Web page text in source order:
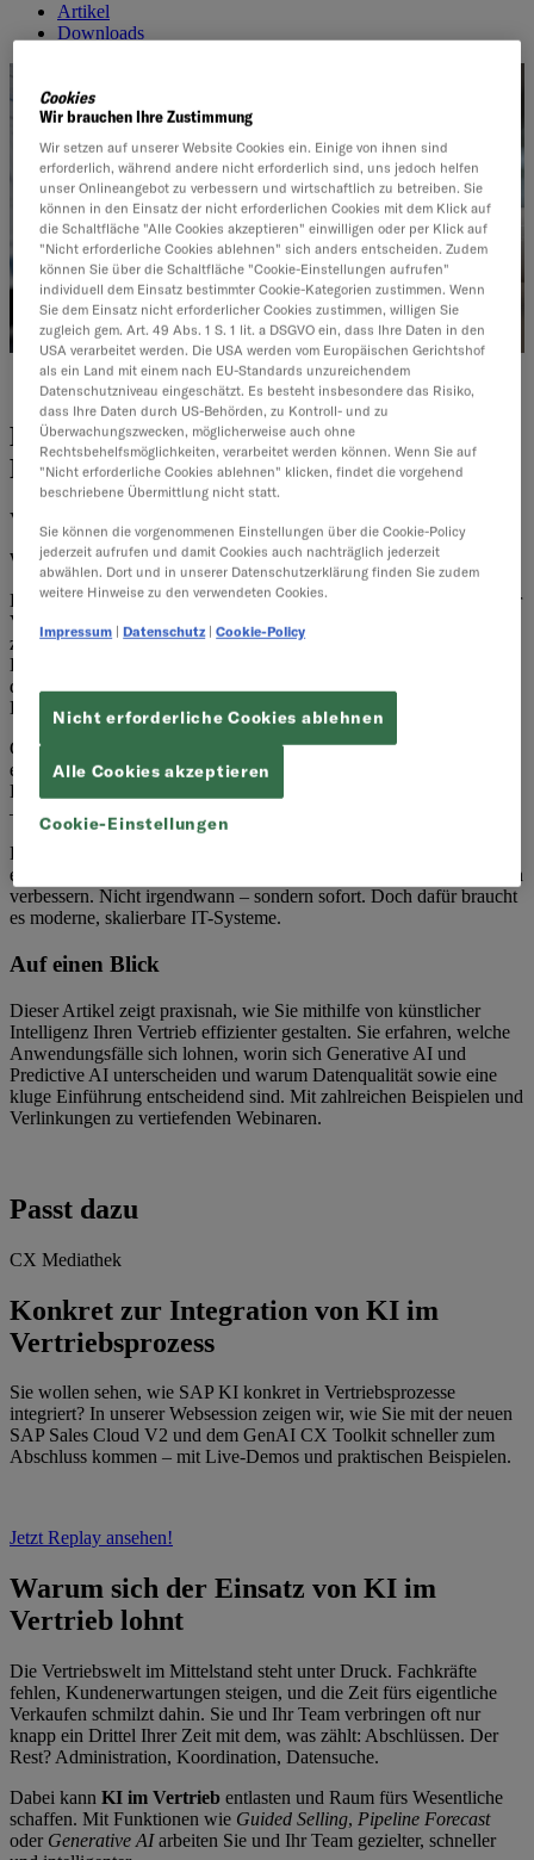
Artikel
Downloads
Vertrieb & Marketing
KI im Vertrieb: 12 Use Cases aus der
Praxis
Von
Wie künstliche Intelligenz B2B Vertriebsteams entlastet
Digitalisierung, Margendruck, wachsende Kundenerwartungen: Der
Vertrieb steht unter Strom. Im Mittelstand spüren viele Teams den
zunehmenden Druck besonders deutlich. Laut einer Studie von
Dooly verbringen Vertriebsteams im Schnitt nur 28 % ihrer Zeit mit
dem Verkaufen – der Rest entfällt auf administrative Aufgaben,
Datenpflege oder die Suche nach Informationen.
Gleichzeitig fehlen Fachkräfte, Budgets schrumpfen, und es wird
erwartet, mehr Leads in kürzerer Zeit zu konvertieren. Doch wie?
Ein zeitgemäßer Schlüssel liegt im klugen Einsatz von Technologie
– allen voran künstlicher Intelligenz (KI).
KI kann im Vertrieb Abläufe verschlanken, Priorisierungen
erleichtern, Kommunikationsprozesse automatisieren und Prognosen
verbessern. Nicht irgendwann – sondern sofort. Doch dafür braucht
es moderne, skalierbare IT-Systeme.
Auf einen Blick
Dieser Artikel zeigt praxisnah, wie Sie mithilfe von künstlicher
Intelligenz Ihren Vertrieb effizienter gestalten. Sie erfahren, welche
Anwendungsfälle sich lohnen, worin sich Generative AI und
Predictive AI unterscheiden und warum Datenqualität sowie eine
kluge Einführung entscheidend sind. Mit zahlreichen Beispielen und
Verlinkungen zu vertiefenden Webinaren.
Passt dazu
CX Mediathek
Konkret zur Integration von KI im
Vertriebsprozess
Sie wollen sehen, wie SAP KI konkret in Vertriebsprozesse
integriert? In unserer Websession zeigen wir, wie Sie mit der neuen
SAP Sales Cloud V2 und dem GenAI CX Toolkit schneller zum
Abschluss kommen – mit Live-Demos und praktischen Beispielen.
Jetzt Replay ansehen!
Warum sich der Einsatz von KI im
Vertrieb lohnt
Die Vertriebswelt im Mittelstand steht unter Druck. Fachkräfte
fehlen, Kundenerwartungen steigen, und die Zeit fürs eigentliche
Verkaufen schmilzt dahin. Sie und Ihr Team verbringen oft nur
knapp ein Drittel Ihrer Zeit mit dem, was zählt: Abschlüssen. Der
Rest? Administration, Koordination, Datensuche.
Dabei kann KI im Vertrieb entlasten und Raum fürs Wesentliche
schaffen. Mit Funktionen wie Guided Selling, Pipeline Forecast
oder Generative AIarbeiten Sie und Ihr Team gezielter, schneller
Cookies
Wir brauchen Ihre Zustimmung
Wir setzen auf unserer Website Cookies ein. Einige von ihnen sind
erforderlich, während andere nicht erforderlich sind, uns jedoch helfen
unser Onlineangebot zu verbessern und wirtschaftlich zu betreiben. Sie
können in den Einsatz der nicht erforderlichen Cookies mit dem Klick auf
die Schaltfläche "Alle Cookies akzeptieren" einwilligen oder per Klick auf
"Nicht erforderliche Cookies ablehnen" sich anders entscheiden. Zudem
können Sie über die Schaltfläche "Cookie-Einstellungen aufrufen"
individuell dem Einsatz bestimmter Cookie-Kategorien zustimmen. Wenn
Sie dem Einsatz nicht erforderlicher Cookies zustimmen, willigen Sie
zugleich gem. Art. 49 Abs. 1 S. 1 lit. a DSGVO ein, dass Ihre Daten in den
USA verarbeitet werden. Die USA werden vom Europäischen Gerichtshof
als ein Land mit einem nach EU-Standards unzureichendem
Datenschutzniveau eingeschätzt. Es besteht insbesondere das Risiko,
dass Ihre Daten durch US-Behörden, zu Kontroll- und zu
Überwachungszwecken, möglicherweise auch ohne
Rechtsbehelfsmöglichkeiten, verarbeitet werden können. Wenn Sie auf
"Nicht erforderliche Cookies ablehnen" klicken, findet die vorgehend
beschriebene Übermittlung nicht statt.
Sie können die vorgenommenen Einstellungen über die Cookie-Policy
jederzeit aufrufen und damit Cookies auch nachträglich jederzeit
abwählen. Dort und in unserer Datenschutzerklärung finden Sie zudem
weitere Hinweise zu den verwendeten Cookies.
Impressum |Datenschutz|Cookie-Policy
Cookie-Einstellungen
Nicht erforderliche Cookies ablehnen
Alle Cookies akzeptieren